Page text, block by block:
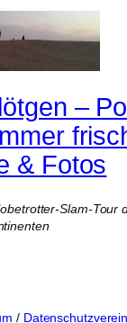
–
& Fotos
Slam-Tour
/